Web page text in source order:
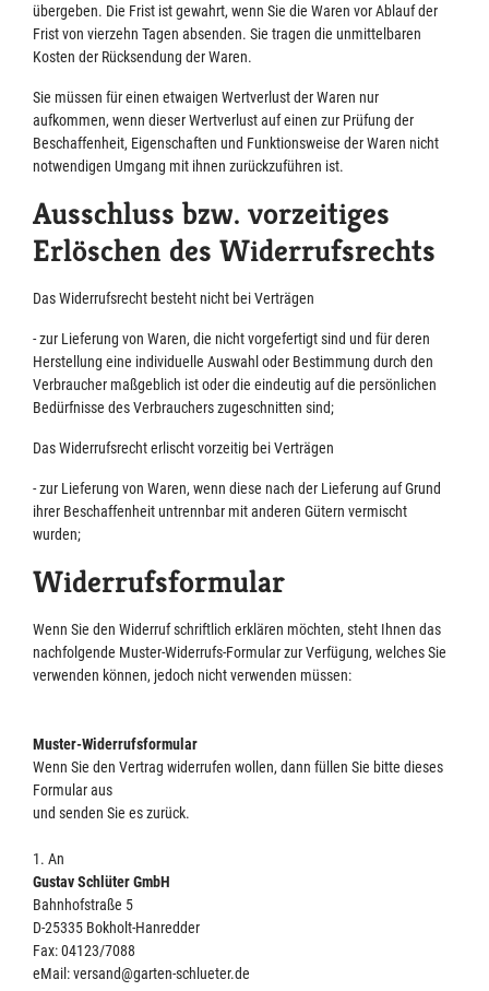
übergeben. Die Frist ist gewahrt, wenn Sie die Waren vor Ablauf der
Frist von vierzehn Tagen absenden. Sie tragen die unmittelbaren
Kosten der Rücksendung der Waren.
Sie müssen für einen etwaigen Wertverlust der Waren nur
aufkommen, wenn dieser Wertverlust auf einen zur Prüfung der
Beschaffenheit, Eigenschaften und Funktionsweise der Waren nicht
notwendigen Umgang mit ihnen zurückzuführen ist.
Ausschluss bzw. vorzeitiges
Erlöschen des Widerrufsrechts
Das Widerrufsrecht besteht nicht bei Verträgen
- zur Lieferung von Waren, die nicht vorgefertigt sind und für deren
Herstellung eine individuelle Auswahl oder Bestimmung durch den
Verbraucher maßgeblich ist oder die eindeutig auf die persönlichen
Bedürfnisse des Verbrauchers zugeschnitten sind;
Das Widerrufsrecht erlischt vorzeitig bei Verträgen
- zur Lieferung von Waren, wenn diese nach der Lieferung auf Grund
ihrer Beschaffenheit untrennbar mit anderen Gütern vermischt
wurden;
Widerrufsformular
Wenn Sie den Widerruf schriftlich erklären möchten, steht Ihnen das
nachfolgende Muster-Widerrufs-Formular zur Verfügung, welches Sie
verwenden können, jedoch nicht verwenden müssen:
Muster-Widerrufsformular
Wenn Sie den Vertrag widerrufen wollen, dann füllen Sie bitte dieses
Formular aus
und senden Sie es zurück.
1. An
Gustav Schlüter GmbH
Bahnhofstraße 5
D-25335 Bokholt-Hanredder
Fax: 04123/7088
eMail: versand@garten-schlueter.de